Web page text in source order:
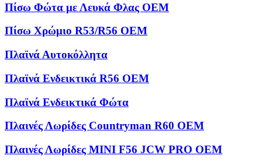
Πίσω Φώτα με Λευκά Φλας OEM
Πίσω Χρώμιο R53/R56 OEM
Πλαϊνά Αυτοκόλλητα
Πλαϊνά Ενδεικτικά R56 OEM
Πλαϊνά Ενδεικτικά Φώτα
Πλαινές Λωρίδες Countryman R60 OEM
Πλαινές Λωρίδες MINI F56 JCW PRO OEM